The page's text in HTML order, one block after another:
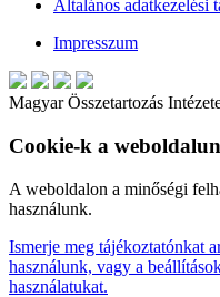
Általános adatkezelési
Impresszum
Magyar Összetartozás
Cookie-k a
A weboldalon a minőségi
használunk.
Ismerje meg tájékoztatónkat
használunk, vagy a
használatukat.